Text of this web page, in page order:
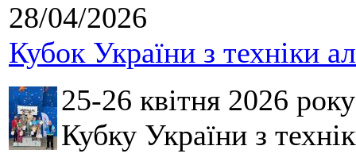
28/04/2026
Кубок України з техніки
25-26 квітня 2026
Кубку України з